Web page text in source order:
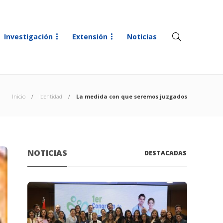
Investigación Extensión Noticias
Inicio Identidad La medida con que seremos juzgados
NOTICIAS DESTACADAS